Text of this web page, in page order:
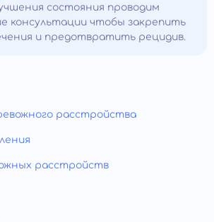
состояния проводим
консультации чтобы закрепить
и предотвратить рецидив.
расстройства
расстройств